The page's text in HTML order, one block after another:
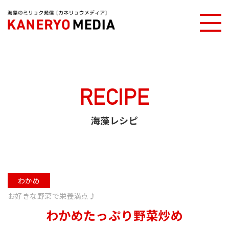
カネリョウメディアTOP
海藻レシピ
RECIPE
海藻レシピ
わかめ
お好きな野菜で栄養満点♪
わかめたっぷり野菜炒め